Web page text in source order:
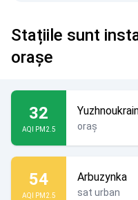
Stațiile sunt
orașe
32
AQI PM2.5 oraș
54
AQI PM2.5
Arbuzynka
sat urban